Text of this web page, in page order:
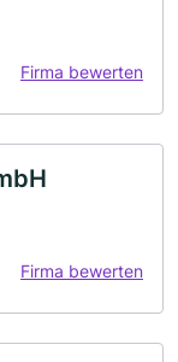
Firma bewerten
Firma bewerten